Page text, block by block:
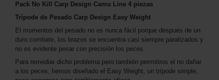
Pack No Kill Carp Design Camu Line 4 piezas
Trípode de Pesado Carp Design Easy Weight
El momentos del pesado no es nunca fácil porque después de un
duro combate, los brazos se encuentra casi siempre paralizados y
no es evidente pesar con precisión los peces.
Para remediar dicho problema pero también permitiros el no dañar
a los peces, hemos diseñado el Easy Weight, un trípode simple,